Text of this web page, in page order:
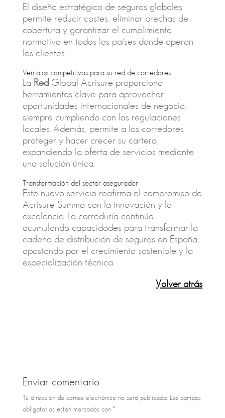
El diseño estratégico de seguros globales
permite reducir costes, eliminar brechas de
cobertura y garantizar el cumplimiento
normativo en todos los países donde operan
los clientes.
Ventajas competitivas para su red de corredores
La Red Global Acrisure proporciona
herramientas clave para aprovechar
oportunidades internacionales de negocio,
siempre cumpliendo con las regulaciones
locales. Además, permite a los corredores
proteger y hacer crecer su cartera,
expandiendo la oferta de servicios mediante
una solución única.
Transformación del sector asegurador
Este nuevo servicio reafirma el compromiso de
Acrisure-Summa con la innovación y la
excelencia. La correduría continúa
acumulando capacidades para transformar la
cadena de distribución de seguros en España,
apostando por el crecimiento sostenible y la
especialización técnica.
Volver atrás
Enviar comentario
Tu dirección de correo electrónico no será publicada. Los campos
obligatorios están marcados con *